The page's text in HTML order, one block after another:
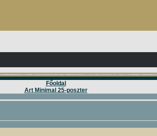
Főoldal
Art Minimal 25-poszter